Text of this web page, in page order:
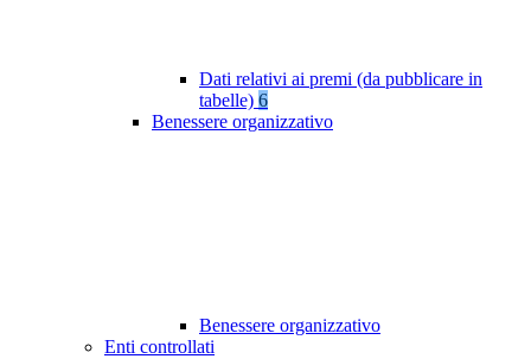
Dati relativi ai premi (da pubblicare in
tabelle) 6
Benessere organizzativo
Benessere organizzativo
Enti controllati